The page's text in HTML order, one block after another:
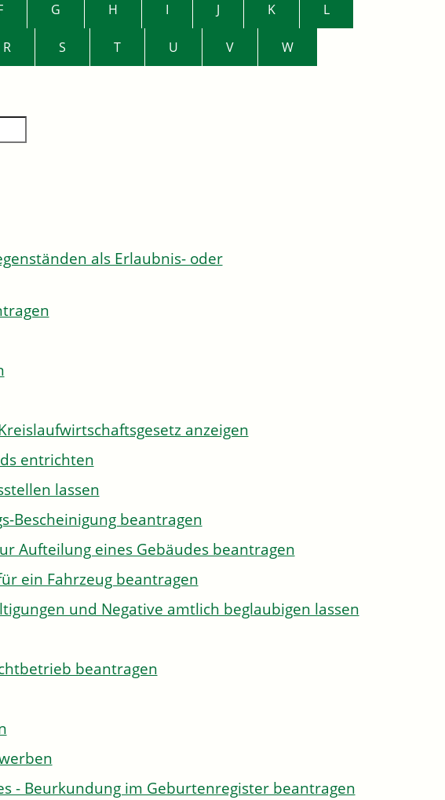
G H I J K L
R S T U V W
als Erlaubnis- oder
anzeigen
entrichten
lassen
Bescheinigung beantragen
Aufteilung eines Gebäudes beantragen
ein Fahrzeug beantragen
und Negative amtlich beglaubigen lassen
beantragen
- Beurkundung im Geburtenregister beantragen